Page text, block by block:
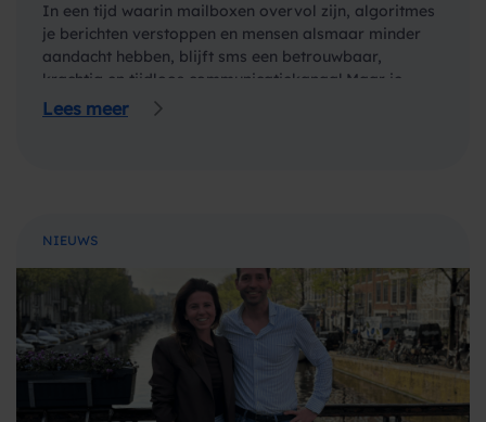
In een tijd waarin mailboxen overvol zijn, algoritmes
je berichten verstoppen en mensen alsmaar minder
aandacht hebben, blijft sms een betrouwbaar,
krachtig en tijdloos communicatiekanaal.Maar je
hoeft ons niet zomaar…
Lees meer
NIEUWS